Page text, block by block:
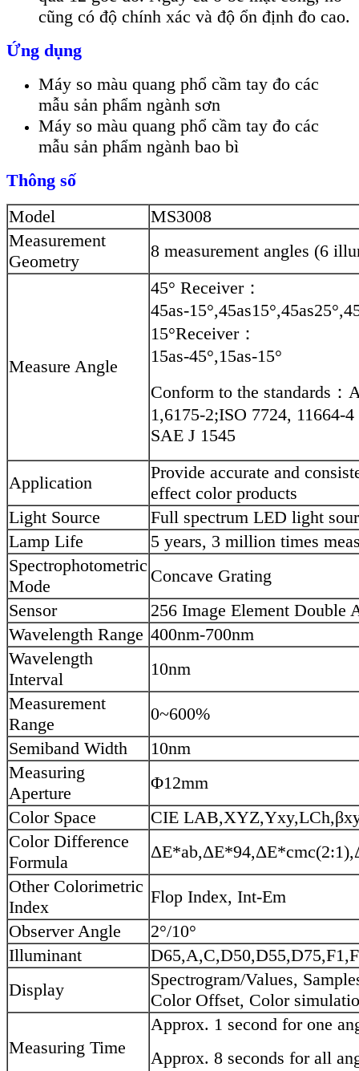
cũng có độ chính xác và độ ổn định đo cao.
Ứng dụng
Máy so màu quang phổ cầm tay đo các
mẫu sản phẩm ngành sơn
Máy so màu quang phổ cầm tay đo các
mẫu sản phẩm ngành bao bì
Thông số
Model
MS3008
Measurement
Geometry
8 measurement angles (6
Measure Angle
45° Receiver：
45as-
15°Receiver：
15as-45°,15as-15°
Conform to the standards
1,6175-2;ISO 7724, 11664-
SAE J 1545
Application
Provide accurate and
effect color products
Light Source
Full spectrum LED light
Lamp Life
5 years, 3 million times
Spectrophotometric
Mode
Concave Grating
Sensor
256 Image Element Double
Wavelength Range 400nm-700nm
Wavelength
Interval
10nm
Measurement
Range
0~600%
Semiband Width
10nm
Measuring
Aperture
Φ12mm
Color Space
CIE
Color Difference
Formula
Other Colorimetric
Index
Flop Index, Int-Em
Observer Angle
2°/10°
Illuminant
Display
Spectrogram/Values,
Color Offset, Color
Measuring Time
Approx. 1 second for one
Approx. 8 seconds for all